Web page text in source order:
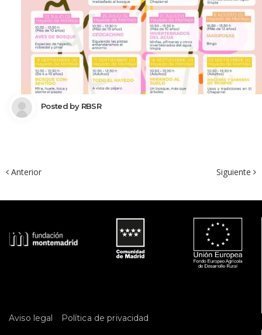
Posted by RBSR
Anterior Siguiente
Aviso legal Política de privacidad